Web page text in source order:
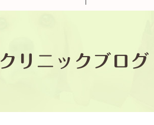
クリニックブログ